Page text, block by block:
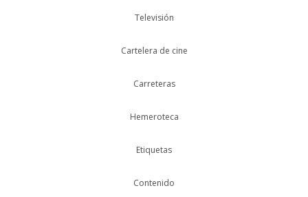
Televisión
Cartelera de cine
Carreteras
Hemeroteca
Etiquetas
Contenido